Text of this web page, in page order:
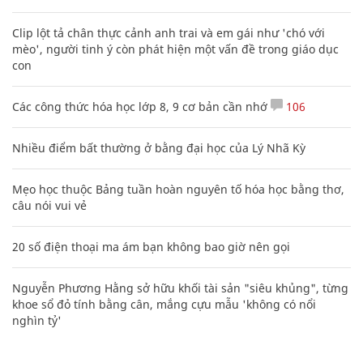
Clip lột tả chân thực cảnh anh trai và em gái như 'chó với
mèo', người tinh ý còn phát hiện một vấn đề trong giáo dục
con
Các công thức hóa học lớp 8, 9 cơ bản cần nhớ 106
Nhiều điểm bất thường ở bằng đại học của Lý Nhã Kỳ
Mẹo học thuộc Bảng tuần hoàn nguyên tố hóa học bằng thơ,
câu nói vui vẻ
20 số điện thoại ma ám bạn không bao giờ nên gọi
Nguyễn Phương Hằng sở hữu khối tài sản "siêu khủng", từng
khoe sổ đỏ tính bằng cân, mắng cựu mẫu 'không có nổi
nghìn tỷ'